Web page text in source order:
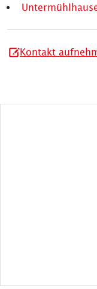
Kontakt